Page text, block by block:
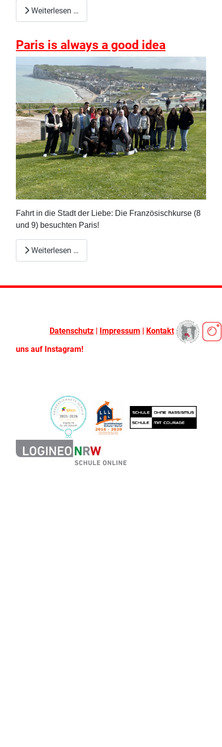
Weiterlesen …
Paris is always a good idea
Fahrt in die Stadt der Liebe: Die Französischkurse (8
und 9) besuchten Paris!
Weiterlesen …
Datenschutz Impressum
Kontakt
uns auf Instagram!